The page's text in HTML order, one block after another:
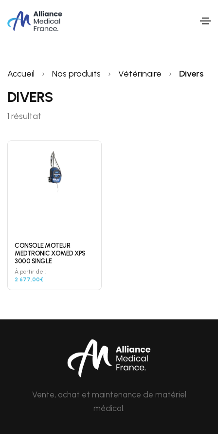
Accueil › Nos produits › Vétérinaire › Divers
DIVERS
1 résultat
CONSOLE MOTEUR
MEDTRONIC XOMED XPS
3000 SINGLE
À partir de :
2 677,00€
Vente, achat et maintenance de matériel
médical.